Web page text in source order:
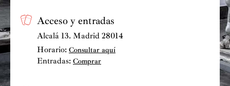
Acceso y entradas
Alcalá 13. Madrid 28014
Horario: Consultar aquí
Entradas: Comprar